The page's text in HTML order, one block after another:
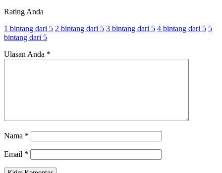
Rating Anda
1 bintang dari 5 2 bintang dari 5 3 bintang dari 5 4 bintang dari 5 5
bintang dari 5
Ulasan Anda *
Nama *
Email *